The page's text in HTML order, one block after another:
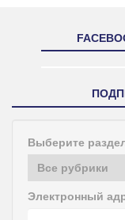
Выберите
Электронный